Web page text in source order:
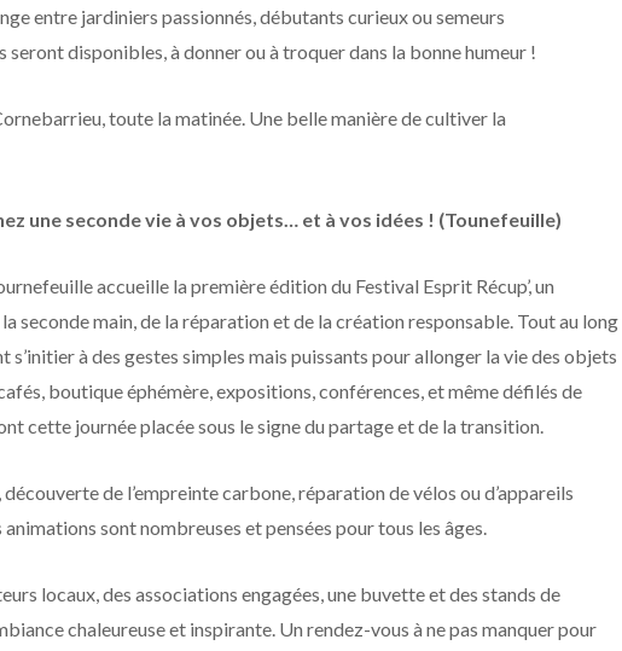
entre jardiniers passionnés, débutants curieux ou semeurs
seront disponibles, à donner ou à troquer dans la bonne humeur !
toute la matinée. Une belle manière de cultiver la
une seconde vie à vos objets… et à vos idées ! (Tounefeuille)
accueille la première édition du Festival Esprit Récup’, un
seconde main, de la réparation et de la création responsable. Tout au long
à des gestes simples mais puissants pour allonger la vie des objets
boutique éphémère, expositions, conférences, et même défilés de
cette journée placée sous le signe du partage et de la transition.
de l’empreinte carbone, réparation de vélos ou d’appareils
sont nombreuses et pensées pour tous les âges.
locaux, des associations engagées, une buvette et des stands de
chaleureuse et inspirante. Un rendez-vous à ne pas manquer pour